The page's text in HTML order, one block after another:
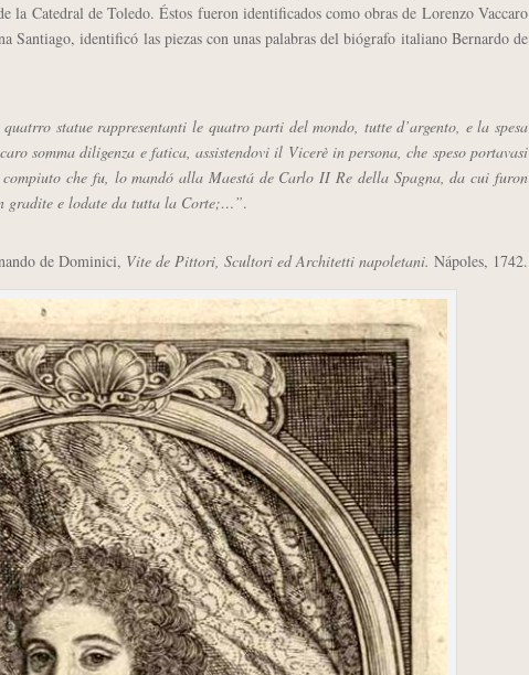
la Catedral de Toledo. Éstos fueron identificados como obras de Lorenzo Vaccaro
Santiago, identificó las piezas con unas palabras del biógrafo italiano Bernardo de
statue rappresentanti le quatro parti del mondo, tutte d’argento, e la spesa
somma diligenza e fatica, assistendovi il Vicerè in persona, che speso portavasi
che fu, lo mandó alla Maestá de Carlo II Re della Spagna, da cui furon
gradite e lodate da tutta la Corte;…”.
de Dominici, Vite de Pittori, Scultori ed Architetti napoletani. Nápoles, 1742.